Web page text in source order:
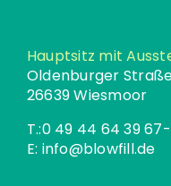
Hauptsitz mit
Oldenburger
26639 Wiesmoor
T.:0 49 44 64 39
E: info@blowfill.de